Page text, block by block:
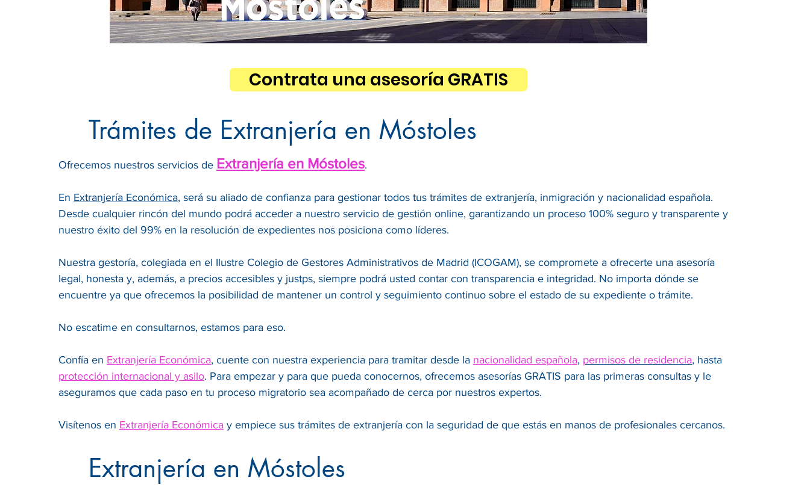
Contrata una asesoría GRATIS
Trámites de Extranjería en Móstoles
Ofrecemos nuestros servicios de Extranjería en Móstoles.
En Extranjería Económica, será su aliado de confianza para gestionar todos tus trámites de extranjería, inmigración y nacionalidad española.
Desde cualquier rincón del mundo podrá acceder a nuestro servicio de gestión online, garantizando un proceso 100% seguro y transparente y
nuestro éxito del 99% en la resolución de expedientes nos posiciona como líderes.
Nuestra gestoría, colegiada en el Ilustre Colegio de Gestores Administrativos de Madrid (ICOGAM), se compromete a ofrecerte una asesoría
legal, honesta y, además, a precios accesibles y justps, siempre podrá usted contar con transparencia e integridad. No importa dónde se
encuentre ya que ofrecemos la posibilidad de mantener un control y seguimiento continuo sobre el estado de su expediente o trámite.
No escatime en consultarnos, estamos para eso.
Confía en Extranjería Económica, cuente con nuestra experiencia para tramitar desde la nacionalidad española, permisos de residencia, hasta
protección internacional y asilo. Para empezar y para que pueda conocernos, ofrecemos asesorías GRATIS para las primeras consultas y le
aseguramos que cada paso en tu proceso migratorio sea acompañado de cerca por nuestros expertos.
Visítenos en Extranjería Económica y empiece sus trámites de extranjería con la seguridad de que estás en manos de profesionales cercanos.
Extranjería en Móstoles